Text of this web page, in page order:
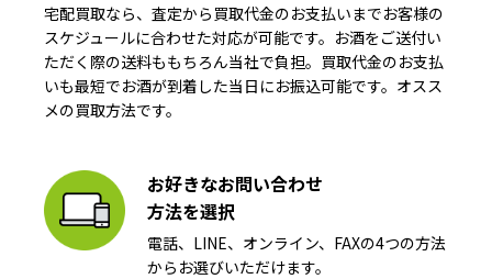
宅配買取なら、査定から買取代金のお支払いまでお客様の
スケジュールに合わせた対応が可能です。お酒をご送付い
ただく際の送料ももちろん当社で負担。買取代金のお支払
いも最短でお酒が到着した当日にお振込可能です。オスス
メの買取方法です。
お好きなお問い合わせ
方法を選択
電話、LINE、オンライン、FAXの4つの方法
からお選びいただけます。